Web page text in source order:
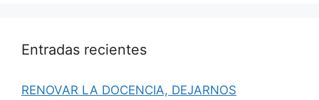
Entradas recientes
RENOVAR LA DOCENCIA, DEJARNOS